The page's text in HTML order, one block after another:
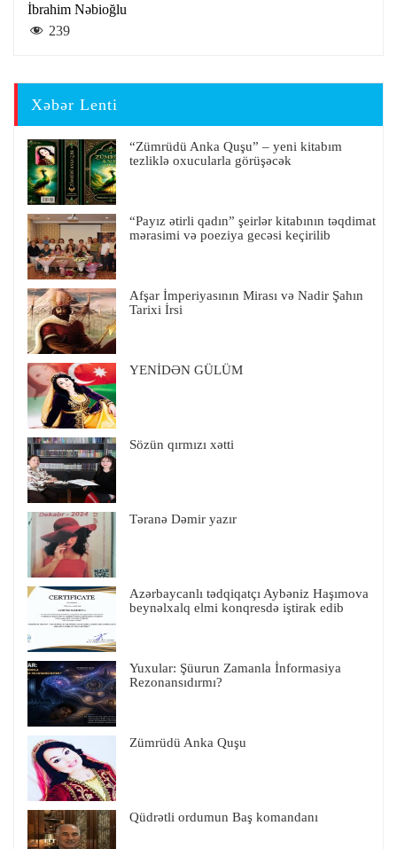
İbrahim Nəbioğlu
239
Xəbər Lenti
“Zümrüdü Anka Quşu” – yeni kitabım
tezliklə oxucularla görüşəcək
“Payız ətirli qadın” şeirlər kitabının təqdimat
mərasimi və poeziya gecəsi keçirilib
Afşar İmperiyasının Mirası və Nadir Şahın
Tarixi İrsi
YENİDƏN GÜLÜM
Sözün qırmızı xətti
Təranə Dəmir yazır
Azərbaycanlı tədqiqatçı Aybəniz Haşımova
beynəlxalq elmi konqresdə iştirak edib
Yuxular: Şüurun Zamanla İnformasiya
Rezonansıdırmı?
Zümrüdü Anka Quşu
Qüdrətli ordumun Baş komandanı